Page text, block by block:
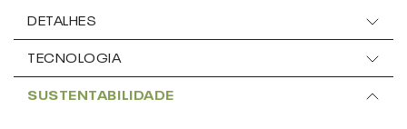
DETALHES
TECNOLOGIA
SUSTENTABILIDADE